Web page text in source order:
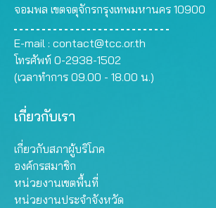
จอมพล เขตจตุจักรกรุงเทพมหานคร 10900
E-mail : contact@tcc.or.th
โทรศัพท์ 0-2938-1502
(เวลาทำการ 09.00 - 18.00 น.)
เกี่ยวกับเรา
เกี่ยวกับสภาผู้บริโภค
องค์กรสมาชิก
หน่วยงานเขตพื้นที่
หน่วยงานประจำจังหวัด